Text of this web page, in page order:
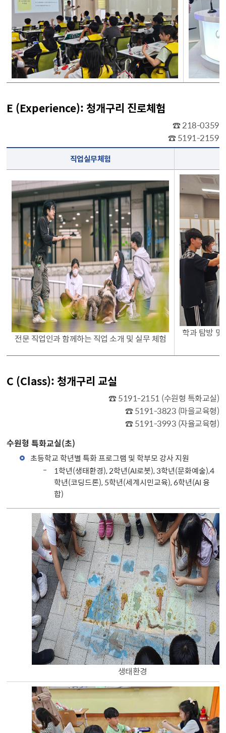
E (Experience): 청개구리 진로체험
☎ 218-0359
☎ 5191-2159
직업실무체험
전문 직업인과 함께하는 직업 소개 및 실무 체험 학과 탐방 및
C (Class): 청개구리 교실
☎ 5191-2151 (수원형 특화교실)
☎ 5191-3823 (마을교육형)
☎ 5191-3993 (자율교육형)
수원형 특화교실(초)
초등학교 학년별 특화 프로그램 및 학부모 강사 지원
1학년(생태환경), 2학년(AI로봇), 3학년(문화예술),4
학년(코딩드론), 5학년(세계시민교육), 6학년(AI 융
합)
생태환경